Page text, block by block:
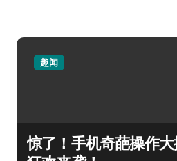
趣闻
惊了！手机奇葩操作